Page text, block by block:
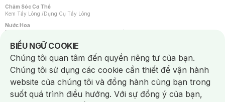
Chăm Sóc Cơ Thể
Kem Tẩy Lông /Dụng Cụ Tẩy Lông
Nước Hoa
Nước Hoa Nữ
Chăm Sóc Cá Nhân
Chống Muỗi /Khẩu Trang /Máy Massage/Mặt Nạ Xông Hơi /Nước Rửa Tay/
Sản Phẩm Chăm Sóc Khác /Bàn Chải Đánh Răng /Bàn Chải Điện/
Hỗ Trợ Trắng Răng/Kem Đánh Răng /Máy Tăm Nước/ Nước Súc Miệng/
Tăm / Chỉ Nha Khoa/ Xịt Thơm Miệng / Dung Dịch Vệ Sinh/Dưỡng Vùng Kín/
Khăn Ướt Vệ Sinh Vùng Kín/Băng Vệ Sinh/Tampon/Bọt Cạo Râu /Dao Cạo Râu/
Máy Cạo Râu
Vấn Đề Về Da
BIỂU NGỮ COOKIE
Notice about cookies usage
Chúng tôi quan tâm đến quyền riêng tư của bạn.
Chúng tôi sử dụng các cookie cần thiết để vận hành
website của chúng tôi và đồng hành cùng bạn trong
suốt quá trình điều hướng. Với sự đồng ý của bạn,